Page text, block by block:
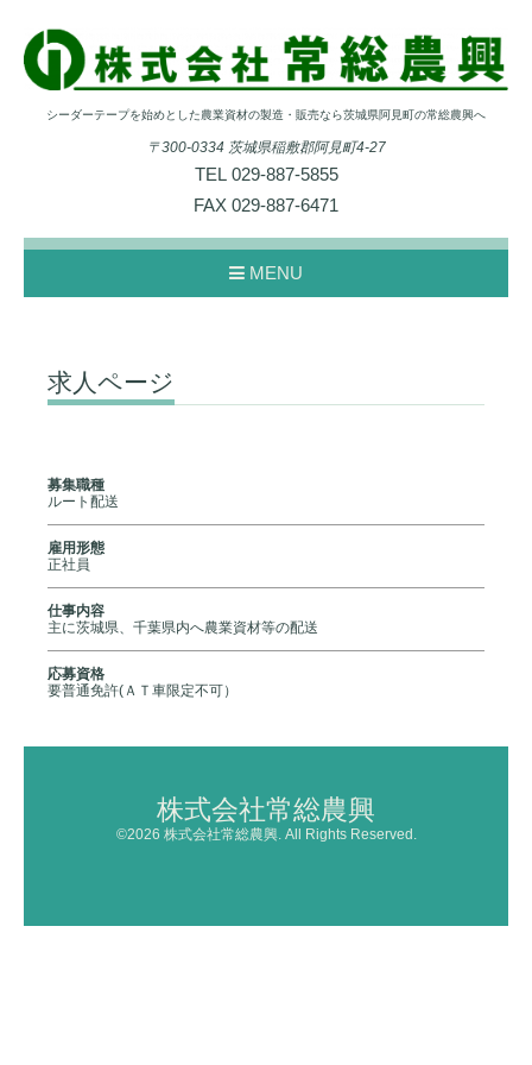
シーダーテープを始めとした農業資材の製造・販売なら茨城県阿見町の常総農興へ
〒300-0334 茨城県稲敷郡阿見町4-27
TEL 029-887-5855
FAX 029-887-6471
MENU
求人ページ
募集職種
ルート配送
雇用形態
正社員
仕事内容
主に茨城県、千葉県内へ農業資材等の配送
応募資格
要普通免許(ＡＴ車限定不可）
株式会社常総農興
©2026 株式会社常総農興. All Rights Reserved.